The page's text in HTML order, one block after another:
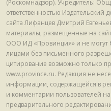
(Роскомнадзор). Учредитель:
ответственностью
сайта Лифанцев Дмитрий
материалы, размещенные на
ООО ИД «Провинция» и не могут
лицами без письменного
цитирование возможно только
www.province.ru. Редакция не
информации, содержащейся в
и комментарии пользователей
предварительного